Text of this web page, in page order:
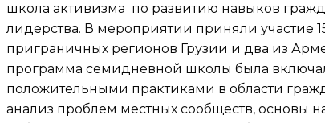
школа активизма по развитию навыков
лидерства. В мероприятии приняли участие
приграничных регионов Грузии и два из
программа семидневной школы была
положительными практиками в области
анализ проблем местных сообществ, основы